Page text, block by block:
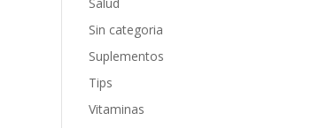
Sin categoria
Suplementos
Tips
Vitaminas